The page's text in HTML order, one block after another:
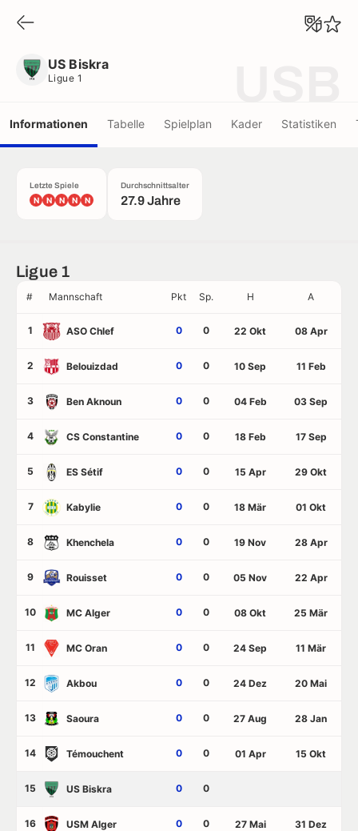
US Biskra
Ligue 1
Informationen Tabelle Spielplan Kader Statistiken
Letzte Spiele
N N N N N
Durchschnittsalter
27.9 Jahre
Ligue 1
# Mannschaft Pkt Sp. H A
1 ASO Chlef 0 0 22 Okt 08 Apr
2 Belouizdad 0 0 10 Sep 11 Feb
3 Ben Aknoun 0 0 04 Feb 03 Sep
4 CS Constantine 0 0 18 Feb 17 Sep
5 ES Sétif 0 0 15 Apr 29 Okt
7 Kabylie 0 0 18 Mär 01 Okt
8 Khenchela 0 0 19 Nov 28 Apr
9 Rouisset 0 0 05 Nov 22 Apr
10 MC Alger 0 0 08 Okt 25 Mär
11 MC Oran 0 0 24 Sep 11 Mär
12 Akbou 0 0 24 Dez 20 Mai
13 Saoura 0 0 27 Aug 28 Jan
14 Témouchent 0 0 01 Apr 15 Okt
15 US Biskra 0 0
16 USM Alger 0 0 27 Mai 31 Dez